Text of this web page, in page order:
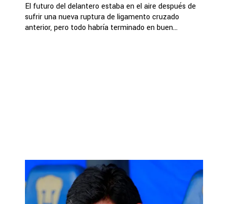
El futuro del delantero estaba en el aire después de
sufrir una nueva ruptura de ligamento cruzado
anterior, pero todo habría terminado en buen...